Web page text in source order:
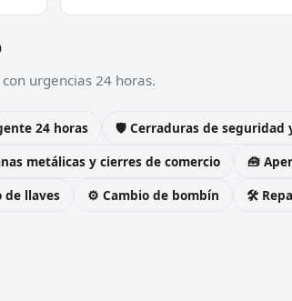
urgencias 24 horas.
24 horas 🛡️ Cerraduras de seguridad
metálicas y cierres de comercio
🧰
de llaves ⚙️ Cambio de bombín
🛠️